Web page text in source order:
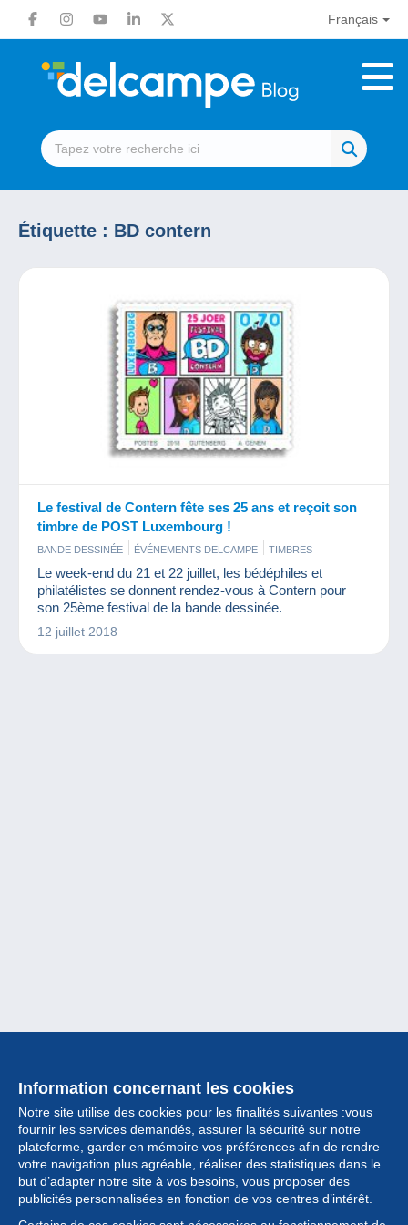
Français
Étiquette : BD contern
Le festival de Contern fête ses 25 ans et reçoit son
timbre de POST Luxembourg !
BANDE DESSINÉE ÉVÉNEMENTS DELCAMPE TIMBRES
Le week-end du 21 et 22 juillet, les bédéphiles et
philatélistes se donnent rendez-vous à Contern pour
son 25ème festival de la bande dessinée.
12 juillet 2018
Information concernant les cookies
Notre site utilise des cookies pour les finalités suivantes :vous
fournir les services demandés, assurer la sécurité sur notre
plateforme, garder en mémoire vos préférences afin de rendre
votre navigation plus agréable, réaliser des statistiques dans le
but d’adapter notre site à vos besoins, vous proposer des
publicités personnalisées en fonction de vos centres d’intérêt.
Collection